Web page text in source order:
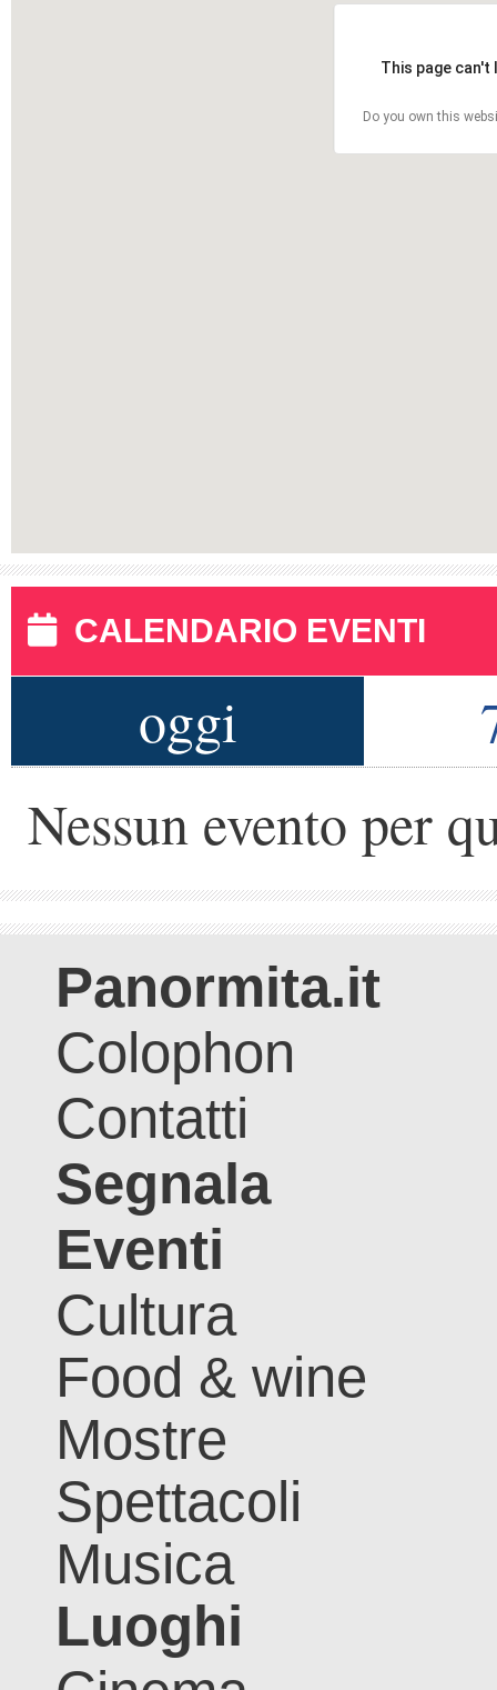
This page
Do you own this
CALENDARIO EVENTI
oggi
Nessun evento per
Panormita.it
Colophon
Contatti
Segnala
Eventi
Cultura
Food & wine
Mostre
Spettacoli
Musica
Luoghi